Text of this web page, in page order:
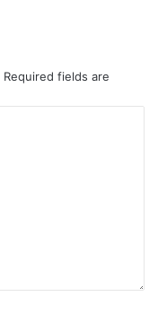
Required fields are